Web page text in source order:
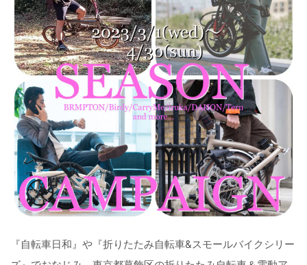
『自転車日和』や『折りたたみ自転車&スモールバイクシリー